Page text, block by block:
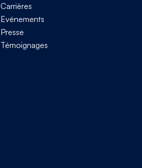
Carrières
Evénements
Presse
Témoignages